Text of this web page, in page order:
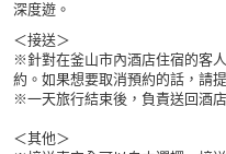
深度遊。
＜接送＞
※針對在釜山市內酒店住宿的客
約。如果想要取消預約的話，請
※一天旅行結束後，負責送回酒店
＜其他＞